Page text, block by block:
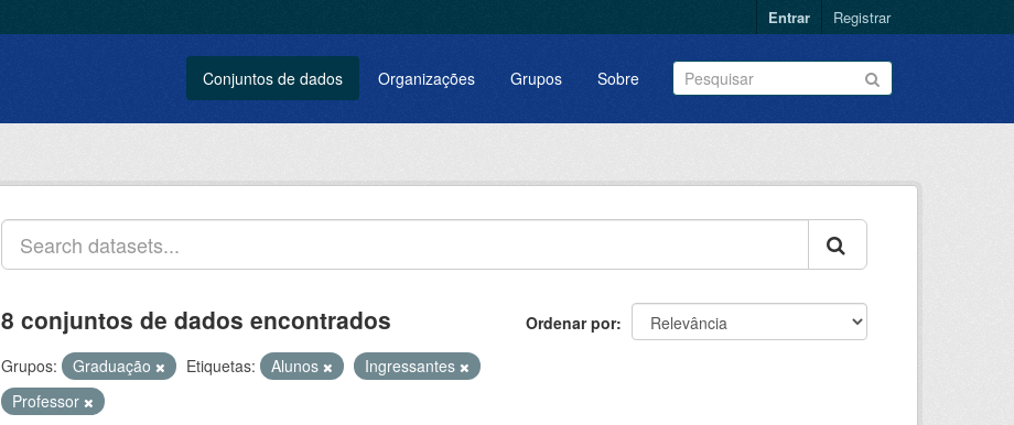
Entrar Registrar
Conjuntos de dados Organizações Grupos Sobre
Ordenar por
8 conjuntos de dados encontrados
Grupos: Graduação Etiquetas: Alunos
Ingressantes
Professor